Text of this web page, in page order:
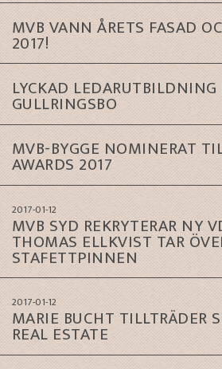
MVB VANN ÅRETS FASAD
2017!
LYCKAD LEDARUTBILDNING
GULLRINGSBO
MVB-BYGGE NOMINERAT
AWARDS 2017
2017-01-12
MVB SYD REKRYTERAR NY
THOMAS ELLKVIST TAR
STAFETTPINNEN
2017-01-12
MARIE BUCHT TILLTRÄDER
REAL ESTATE